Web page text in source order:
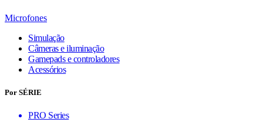
Microfones
Simulação
Câmeras e iluminação
Gamepads e controladores
Acessórios
Por SÉRIE
PRO Series